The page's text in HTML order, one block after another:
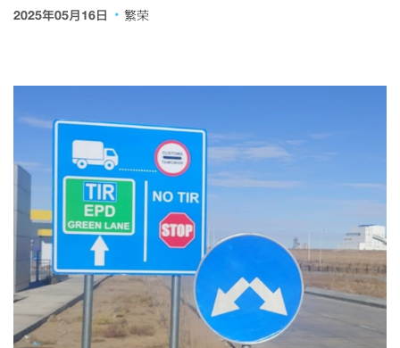
2025年05月16日 · 繁荣